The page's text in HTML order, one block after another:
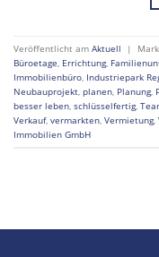
Veröffentlicht am Aktuell |
Büroetage, Errichtung,
Immobilienbüro, Industriepark
Neubauprojekt, planen, Planung,
besser leben, schlüsselfertig,
Verkauf, vermarkten, Vermietung,
Immobilien GmbH